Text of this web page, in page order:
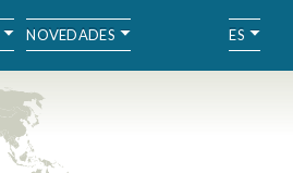
NOVEDADES ES